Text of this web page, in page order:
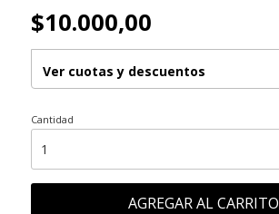
$10.000,00
Ver cuotas y descuentos
Cantidad
AGREGAR AL CARRITO